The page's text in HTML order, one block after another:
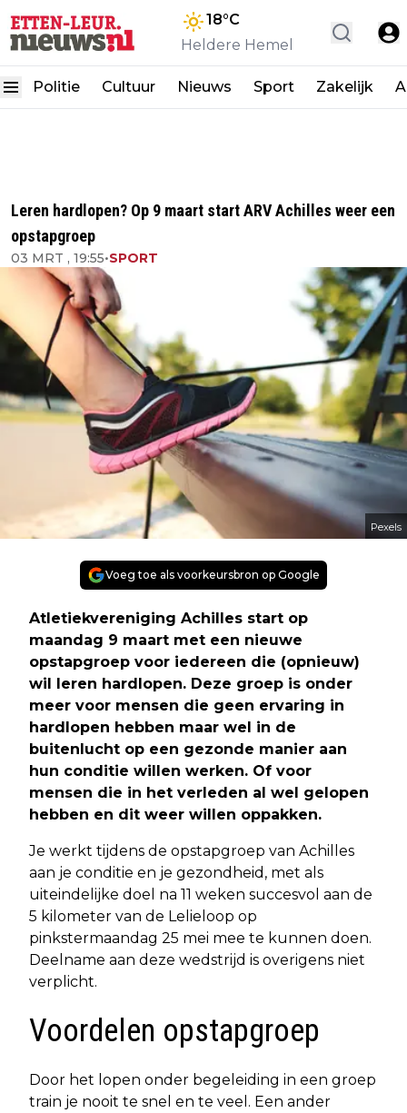
18°C
Heldere Hemel
Politie Cultuur Nieuws Sport Zakelijk
Leren hardlopen? Op 9 maart start ARV Achilles weer een
opstapgroep
03 MRT , 19:55•SPORT
Pexels
Voeg toe als voorkeursbron op Google
Atletiekvereniging Achilles start op
maandag 9 maart met een nieuwe
opstapgroep voor iedereen die (opnieuw)
wil leren hardlopen. Deze groep is onder
meer voor mensen die geen ervaring in
hardlopen hebben maar wel in de
buitenlucht op een gezonde manier aan
hun conditie willen werken. Of voor
mensen die in het verleden al wel gelopen
hebben en dit weer willen oppakken.
Je werkt tijdens de opstapgroep van Achilles
aan je conditie en je gezondheid, met als
uiteindelijke doel na 11 weken succesvol aan de
5 kilometer van de Lelieloop op
pinkstermaandag 25 mei mee te kunnen doen.
Deelname aan deze wedstrijd is overigens niet
verplicht.
Voordelen opstapgroep
Door het lopen onder begeleiding in een groep
train je nooit te snel en te veel. Een ander